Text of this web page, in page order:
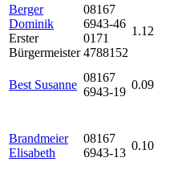
Berger
Dominik
Erster
Bürgermeister
08167
6943-46
0171
4788152
1.12
Best Susanne
08167
6943-19
0.09
Brandmeier
Elisabeth
08167
6943-13
0.10